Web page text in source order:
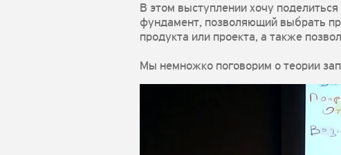
В этом выступлении хочу
фундамент, позволяющий выбрать
продукта или проекта, а также
Мы немножко поговорим о теории